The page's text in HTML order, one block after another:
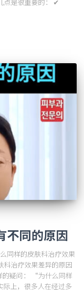
点是很重要的： ✔
不同的原因
同样的皮肤科治疗效果
科治疗效果差异的原因
的疑问： “为什么同样
上，很多人在经过多